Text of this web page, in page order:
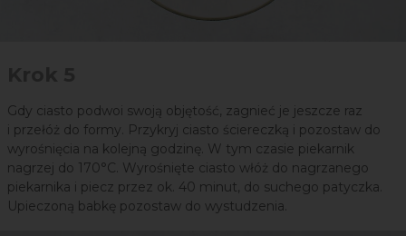
Gdy ciasto podwoi swoją objętość, zagnieć je jeszcze raz
i przełóż do formy. Przykryj ciasto ściereczką i pozostaw do
wyrośnięcia na kolejną godzinę. W tym czasie piekarnik
nagrzej do 170°C. Wyrośnięte ciasto włóż do nagrzanego
piekarnika i piecz przez ok. 40 minut, do suchego patyczka.
Upieczoną babkę pozostaw do wystudzenia.